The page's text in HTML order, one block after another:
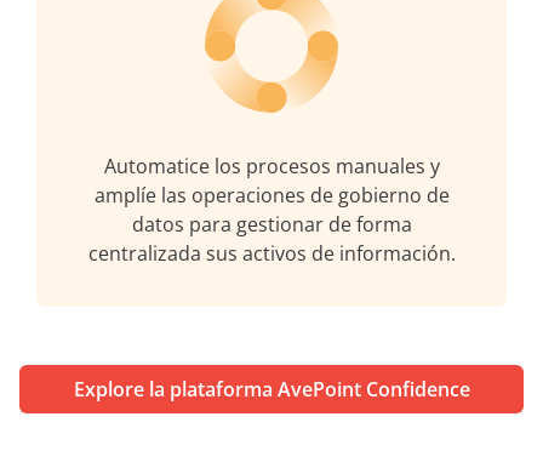
Automatice los procesos manuales y
amplíe las operaciones de gobierno de
datos para gestionar de forma
centralizada sus activos de información.
Explore la plataforma AvePoint Confidence